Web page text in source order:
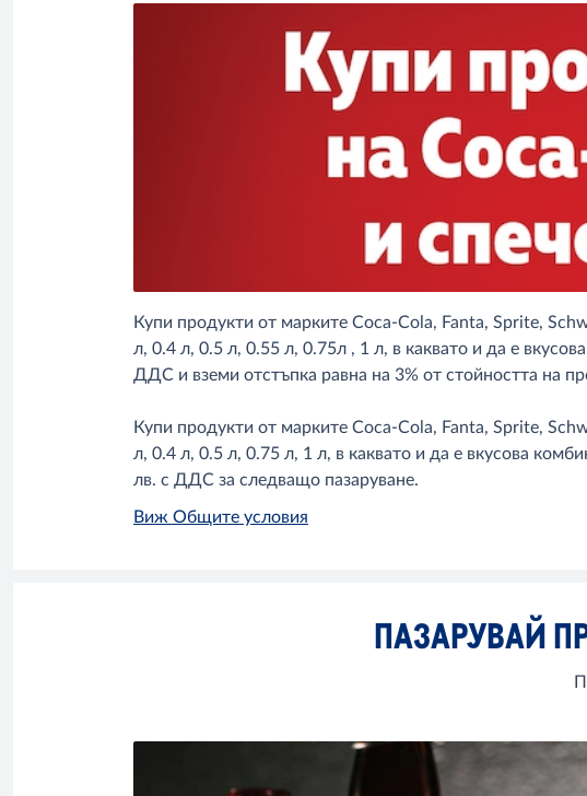
Купи продукти от марките Coca-Cola, Fanta, Sprite,
л, 0.4 л, 0.5 л, 0.55 л, 0.75л , 1 л, в каквато и да е
ДДС и вземи отстъпка равна на 3% от стойността на
Купи продукти от марките Coca-Cola, Fanta, Sprite,
л, 0.4 л, 0.5 л, 0.75 л, 1 л, в каквато и да е вкусова
лв. с ДДС за следващо пазаруване.
Виж Общите условия
ПАЗАРУВАЙ